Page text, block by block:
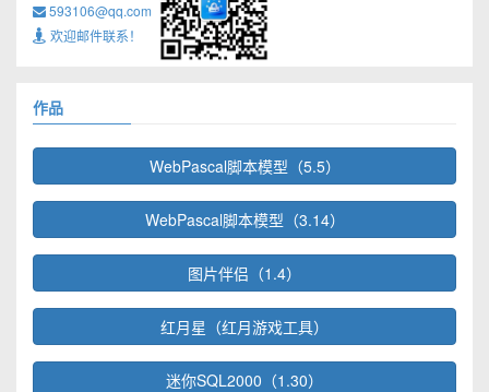
593106@qq.com
欢迎邮件联系！
作品
WebPascal脚本模型（5.5）
WebPascal脚本模型（3.14）
图片伴侣（1.4）
红月星（红月游戏工具）
迷你SQL2000（1.30）